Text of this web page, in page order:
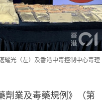
耀光（左）及香港中毒控制中心毒理
劑業及毒藥規例》（第